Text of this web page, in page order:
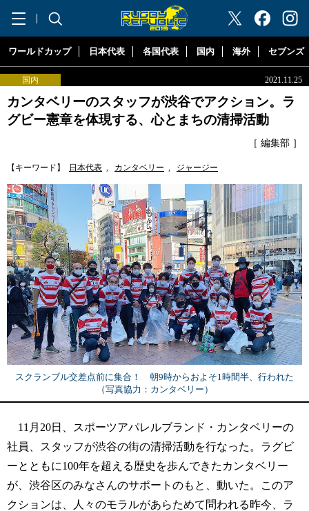
"ラグビーリパブリック"
ワールドカップ 日本代表 各国代表 国内 海外 セブンズ
国内 2021.11.25
カンタベリーのスタッフが渋谷でアクション。ラ
グビー憲章を体現する、心とまちの清掃活動
［ 編集部 ］
【キーワード】 日本代表 , カンタベリー , ジャージー
スクランブル交差点前に集合！ 朝9時からおよそ1時間半、行われた
（写真協力：カンタベリー）
11月20日、スポーツアパレルブランド・カンタベリーの
社員、スタッフが渋谷の街の清掃活動を行なった。ラグビ
ーとともに100年を超える歴史を歩んできたカンタベリー
が、渋谷区のみなさんのサポートのもと、動いた。このア
クションは、人々のモラルがあらためて問われる昨今、ラ